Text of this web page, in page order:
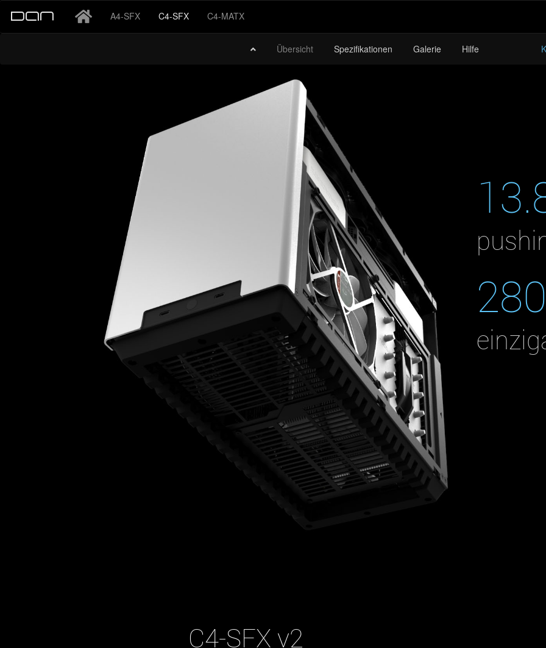
DAN A4-SFX C4-SFX C4-MATX
Übersicht Spezifikationen Galerie Hilfe
C4-SFX v2